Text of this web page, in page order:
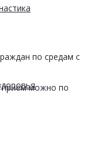
по средам с
прием можно по